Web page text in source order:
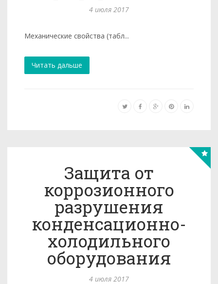
4 июля 2017
Механические свойства (табл...
Читать дальше
Защита от
коррозионного
разрушения
конденсационно-
холодильного
оборудования
4 июля 2017